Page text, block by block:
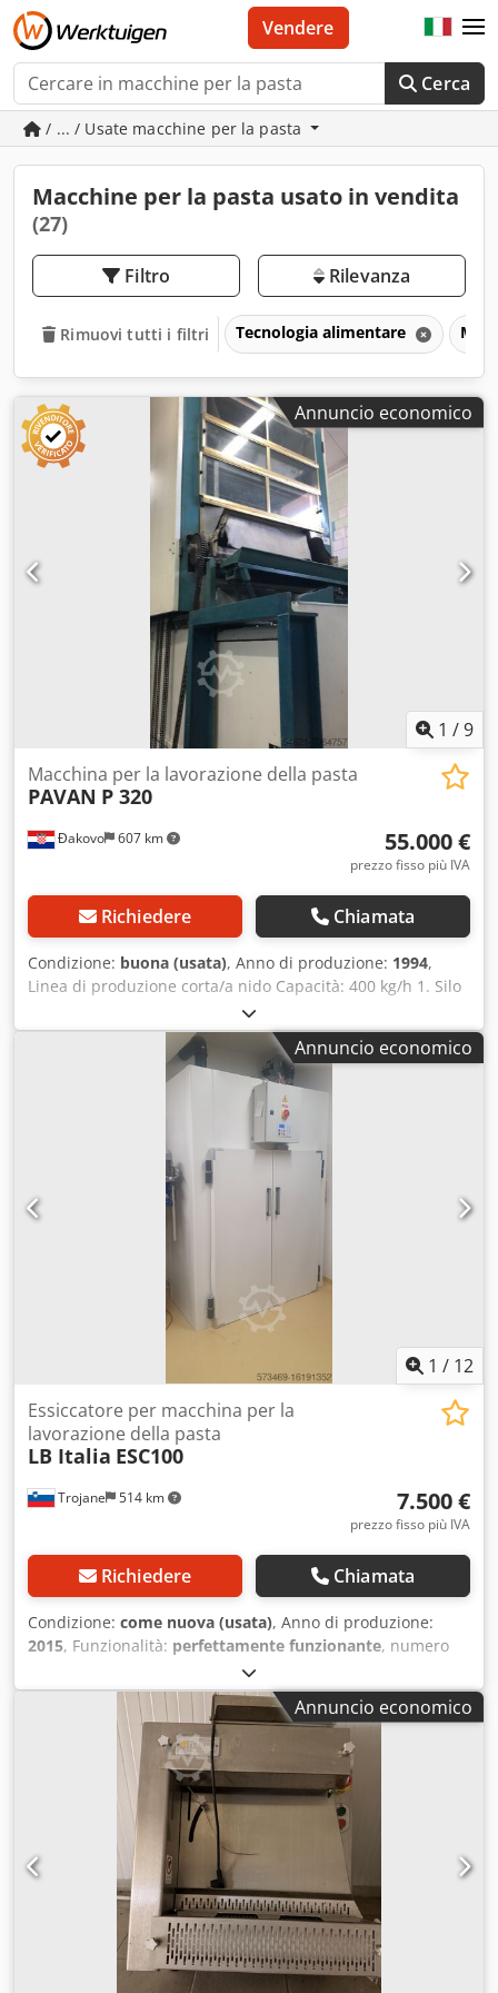
Cerca
Vendere
/ ... / Usate macchine per la pasta
Macchine per la pasta usato in vendita
(27)
Filtro Rilevanza
Rimuovi tutti i filtri Tecnologia alimentare
Annuncio economico
1 /9
Đakovo 607 km
Macchina per la lavorazione della pasta
PAVAN P 320
55.000 €
prezzo fisso più IVA
Richiedere Chiamata
Condizione: buona (usata), Anno di produzione: 1994,
Linea di produzione corta/a nido Capacità: 400 kg/h 1. Silo
– a ciclone 2. Silo di grandi dimensioni 3. Silo di piccole
dimensioni 4. Miscelatore 5. Estrusore 6. Trasportatore a
catena con tramogge per impasto 7. Essiccatore 8.
Trasportatore di uscita 9. Trasportatore a catena per
tramogge – 2 unità 10. Elevatore (alla fine della linea) 11.
Nastro trasportatore per il prodotto finito 12. Pannello di
controllo Chodpfx Afsh Dxgzspsa 13. Quadri elettrici NOTA:
Prezzo promozionale: 30.000 EUR
Annuncio economico
1 / 12
Trojane 514 km
Essiccatore per macchina per la
lavorazione della pasta
LB Italia ESC100
7.500 €
prezzo fisso più IVA
Richiedere Chiamata
Condizione: come nuova (usata), Anno di produzione:
2015, Funzionalità: perfettamente funzionante, numero
, Equipaggiamento:
documentazione / manuale, ESSICCATOIO PER PASTA
FRESCA, FRUTTA, FRUTTA SECCA ESC100 Essiccatoio che
consente l'avvolgimento, la pre-asciugatura e
l'essiccazione di pasta corta, lunga e ripiena, nonché
l'asciugatura di paste pastorizzate prima di un’eventuale
confezionatura. Capacità per ciclo di essiccazione: circa
100 kg Pannelli realizzati con schiuma poliuretanica
iniettata a caldo, ad alta stabilità termica, rivestiti in
lamiera bianca preverniciata Resistenze elettriche per
riscaldamento aria (1,2 kW x 3 = 3,6 kW) Ventilatore assiale
da 500 mm per circolazione forzata dell’aria (circa 1 kW)
Quadro elettrico con scheda PLC per impostazione e
controllo delle fasi di essiccazione N° 2 valvole a farfalla
Annuncio economico